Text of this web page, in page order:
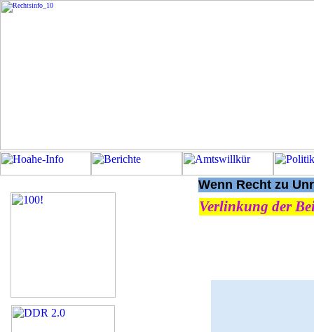
Wenn Recht zu
Verlinkung der